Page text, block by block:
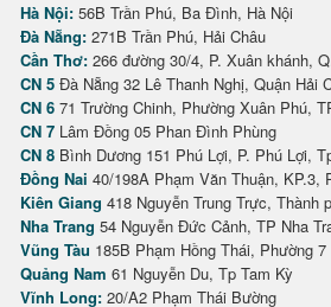
Hà Nội: 56B Trần Phú, Ba Đình, Hà Nội
Đà Nẵng: 271B Trần Phú, Hải Châu
Cần Thơ: 266 đường 30/4, P. Xuân khánh,
CN 5 Đà Nẵng 32 Lê Thanh Nghị, Quận Hải
CN 6 71 Trường Chinh, Phường Xuân Phú,
CN 7 Lâm Đồng 05 Phan Đình Phùng
CN 8 Bình Dương 151 Phú Lợi, P. Phú Lợi,
Đồng Nai 40/198A Phạm Văn Thuận, KP.3,
Kiên Giang 418 Nguyễn Trung Trực, Thành
Nha Trang 54 Nguyễn Đức Cảnh, TP Nha
Vũng Tàu 185B Phạm Hồng Thái, Phường 7
Quảng Nam 61 Nguyễn Du, Tp Tam Kỳ
Vĩnh Long: 20/A2 Phạm Thái Bường